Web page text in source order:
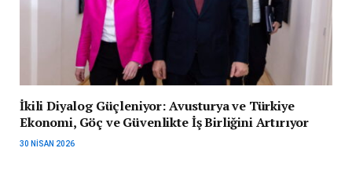
İkili Diyalog Güçleniyor: Avusturya ve Türkiye
Ekonomi, Göç ve Güvenlikte İş Birliğini Artırıyor
30 NISAN 2026